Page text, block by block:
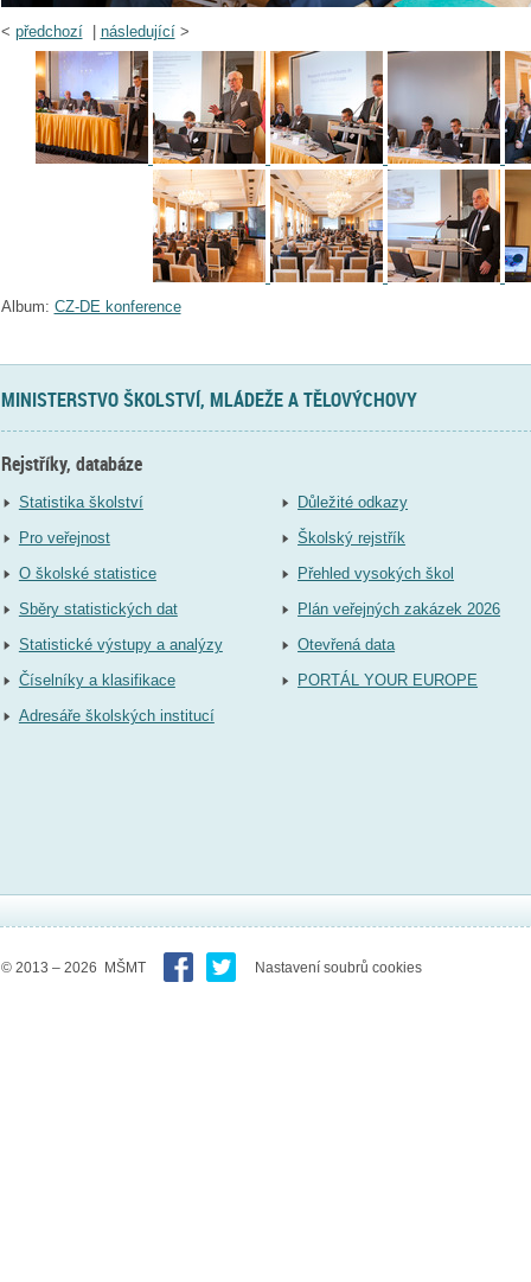
< předchozí| následující>
Album: CZ-DE konference
MINISTERSTVO ŠKOLSTVÍ, MLÁDEŽE A TĚLOVÝCHOVY
Rejstříky, databáze
Statistika školství
Pro veřejnost
O školské statistice
Sběry statistických dat
Statistické výstupy a analýzy
Číselníky a klasifikace
Adresáře školských institucí
Důležité odkazy
Školský rejstřík
Přehled vysokých škol
Plán veřejných zakázek 2026
Otevřená data
PORTÁL YOUR EUROPE
© 2013 – 2026 MŠMT Nastavení soubrů cookies